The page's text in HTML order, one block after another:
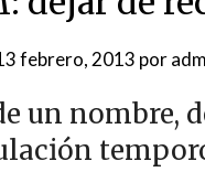
febrero, 2013 por
un nombre,